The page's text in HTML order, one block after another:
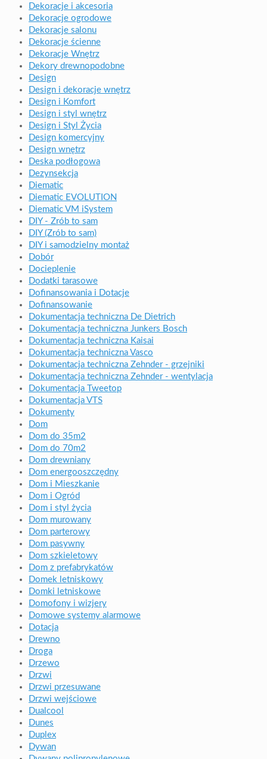
Dekoracje i akcesoria
Dekoracje ogrodowe
Dekoracje salonu
Dekoracje ścienne
Dekoracje Wnętrz
Dekory drewnopodobne
Design
Design i dekoracje wnętrz
Design i Komfort
Design i styl wnętrz
Design i Styl Życia
Design komercyjny
Design wnętrz
Deska podłogowa
Dezynsekcja
Diematic
Diematic EVOLUTION
Diematic VM iSystem
DIY - Zrób to sam
DIY (Zrób to sam)
DIY i samodzielny montaż
Dobór
Docieplenie
Dodatki tarasowe
Dofinansowania i Dotacje
Dofinansowanie
Dokumentacja techniczna De Dietrich
Dokumentacja techniczna Junkers Bosch
Dokumentacja techniczna Kaisai
Dokumentacja techniczna Vasco
Dokumentacja techniczna Zehnder - grzejniki
Dokumentacja techniczna Zehnder - wentylacja
Dokumentacja Tweetop
Dokumentacja VTS
Dokumenty
Dom
Dom do 35m2
Dom do 70m2
Dom drewniany
Dom energooszczędny
Dom i Mieszkanie
Dom i Ogród
Dom i styl życia
Dom murowany
Dom parterowy
Dom pasywny
Dom szkieletowy
Dom z prefabrykatów
Domek letniskowy
Domki letniskowe
Domofony i wizjery
Domowe systemy alarmowe
Dotacja
Drewno
Droga
Drzewo
Drzwi
Drzwi przesuwane
Drzwi wejściowe
Dualcool
Dunes
Duplex
Dywan